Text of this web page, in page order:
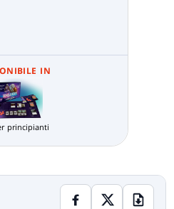
IN
principianti